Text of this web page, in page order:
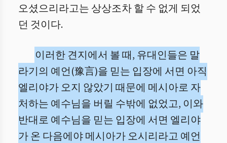
오셨으리라고는 상상조차 할 수 없게 되었
던 것이다.
이러한 견지에서 볼 때, 유대인들은 말
라기의 예언(豫言)을 믿는 입장에 서면 아직
엘리야가 오지 않았기 때문에 메시아로 자
처하는 예수님을 버릴 수밖에 없었고, 이와
반대로 예수님을 믿는 입장에 서면 엘리야
가 온 다음에야 메시아가 오시리라고 예언